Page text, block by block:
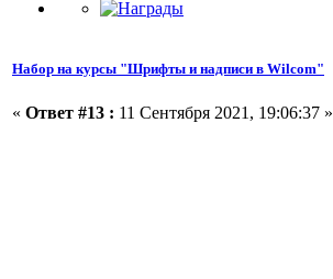
Набор на курсы "Шрифты и надписи в Wilcom"
« Ответ #13 : 11 Сентября 2021, 19:06:37 »